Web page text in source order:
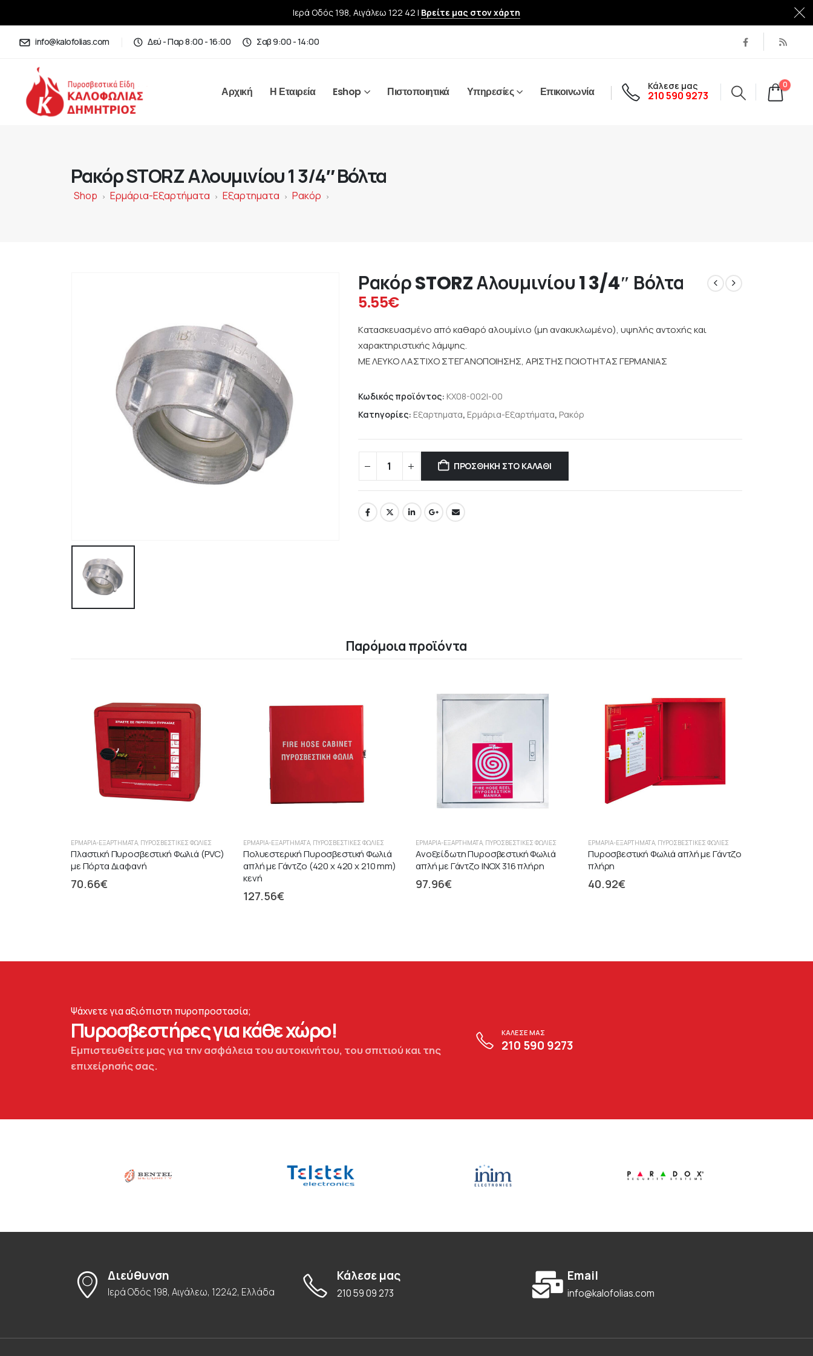
Ιερά Οδός 198, Αιγάλεω 122 42 | Βρείτε μας στον χάρτη
info@kalofolias.com Δεύ - Παρ 8:00 - 16:00 Σαβ 9:00 - 14:00
Αρχική Η Εταιρεία Eshop Πιστοποιητικά Υπηρεσίες Επικοινωνία Κάλεσε μας
210 590 9273
0
Ρακόρ STORZ Αλουμινίου 1 3/4″ Βόλτα
Shop > Ερμάρια-Εξαρτήματα > Εξαρτηματα > Ρακόρ >
Ρακόρ STORZ Αλουμινίου 1 3/4″ Βόλτα
5.55€
Kατασκευασμένο από καθαρό αλουμίνιο (μη ανακυκλωμένο), υψηλής αντοχής και
χαρακτηριστικής λάμψης.
ΜΕ ΛΕΥΚΟ ΛΑΣΤΙΧΟ ΣΤΕΓΑΝΟΠΟΙΗΣΗΣ, ΑΡΙΣΤΗΣ ΠΟΙΟΤΗΤΑΣ ΓΕΡΜΑΝΙΑΣ
Κωδικός προϊόντος: KX08-002I-00
Κατηγορίες: Εξαρτηματα, Ερμάρια-Εξαρτήματα, Ρακόρ
ΠΡΟΣΘΉΚΗ ΣΤΟ ΚΑΛΆΘΙ
Παρόμοια προϊόντα
ΕΡΜΆΡΙΑ-ΕΞΑΡΤΉΜΑΤΑ ΠΥΡΟΣΒΕΣΤΙΚΈΣ ΦΩΛΙΈΣ
Πλαστική Πυροσβεστική Φωλιά (PVC)
με Πόρτα Διαφανή
70.66€
ΕΡΜΆΡΙΑ-ΕΞΑΡΤΉΜΑΤΑ ΠΥΡΟΣΒΕΣΤΙΚΈΣ ΦΩΛΙΈΣ
Πολυεστερική Πυροσβεστική Φωλιά
απλή με Γάντζο (420 x 420 x 210 mm)
κενή
127.56€
ΕΡΜΆΡΙΑ-ΕΞΑΡΤΉΜΑΤΑ ΠΥΡΟΣΒΕΣΤΙΚΈΣ ΦΩΛΙΈΣ
Ανοξείδωτη Πυροσβεστική Φωλιά
απλή με Γάντζο ΙΝΟΧ 316 πλήρη
97.96€
ΕΡΜΆΡΙΑ-ΕΞΑΡΤΉΜΑΤΑ ΠΥΡΟΣΒΕΣΤΙΚΈΣ ΦΩΛΙΈΣ
Πυροσβεστική Φωλιά απλή με Γάντζο
πλήρη
40.92€
Ψάχνετε για αξιόπιστη πυροπροστασία;
Πυροσβεστήρες για κάθε χώρο!
Εμπιστευθείτε μας για την ασφάλεια του αυτοκινήτου, του σπιτιού και της
επιχείρησής σας.
ΚΑΛΕΣΕ ΜΑΣ
210 590 9273
Διεύθυνση
Ιερά Οδός 198, Αιγάλεω, 12242, Ελλάδα
Κάλεσε μας
210 59 09 273
Email
info@kalofolias.com